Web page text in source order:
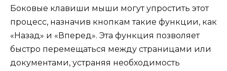
Боковые клавиши мыши могут упростить этот
процесс, назначив кнопкам такие функции, как
«Назад» и «Вперед». Эта функция позволяет
быстро перемещаться между страницами или
документами, устраняя необходимость